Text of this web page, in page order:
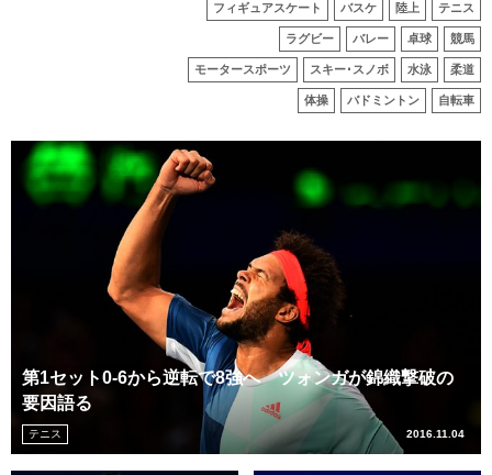
フィギュアスケート バスケ 陸上 テニス
ラグビー バレー 卓球 競馬
モータースポーツ スキー･スノボ 水泳 柔道
体操 バドミントン 自転車
第1セット0-6から逆転で8強へ ツォンガが錦織撃破の
要因語る
テニス 2016.11.04